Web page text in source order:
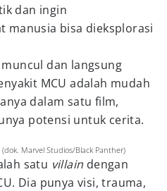
dan ingin
manusia bisa dieksplorasi
dan langsung
MCU adalah mudah
dalam satu film,
potensi untuk cerita.
Marvel Studios/Black Panther)
satu villain dengan
Dia punya visi, trauma,